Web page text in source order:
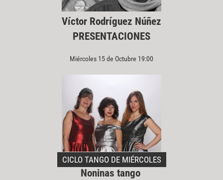
Víctor Rodríguez Núñez
PRESENTACIONES
Miércoles 15 de Octubre 19:00
CICLO TANGO DE MIÉRCOLES
Noninas tango